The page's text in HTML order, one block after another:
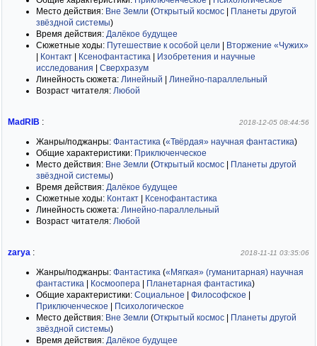
Место действия: Вне Земли (Открытый космос
Планеты другой
звёздной системы)
Время действия: Далёкое будущее
Сюжетные ходы: Путешествие к особой цели
Вторжение «Чужих»
Контакт Ксенофантастика
Изобретения и научные
исследования
Сверхразум
Линейность сюжета: Линейный
Линейно-параллельный
Возраст читателя: Любой
MadRIB : 2018-12-05 08:44:56
Жанры/поджанры: Фантастика («Твёрдая» научная фантастика)
Общие характеристики: Приключенческое
Место действия: Вне Земли (Открытый космос
Планеты другой
звёздной системы)
Время действия: Далёкое будущее
Сюжетные ходы: Контакт
Ксенофантастика
Линейность сюжета: Линейно-параллельный
Возраст читателя: Любой
zarya : 2018-11-11 03:35:06
Жанры/поджанры: Фантастика («Мягкая» (гуманитарная) научная
фантастика
Космоопера Планетарная фантастика)
Общие характеристики: Социальное Философское
Приключенческое
Психологическое
Место действия: Вне Земли (Открытый космос
Планеты другой
звёздной системы)
Время действия: Далёкое будущее